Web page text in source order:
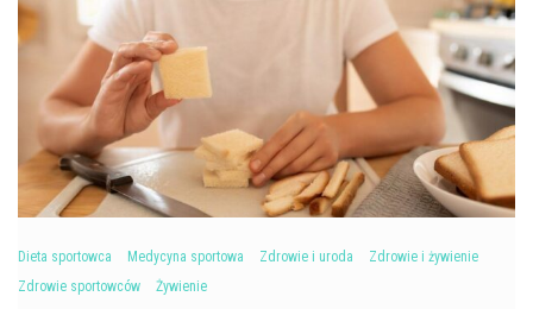
Dieta sportowca Medycyna sportowa Zdrowie i uroda
Zdrowie i żywienie
Zdrowie sportowców
Żywienie